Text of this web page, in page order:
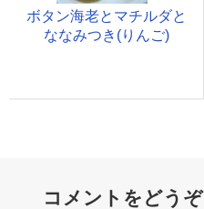
ボタン海老とマチルダと
ななみつき(りんご)
コメントをどうぞ